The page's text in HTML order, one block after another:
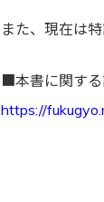
また、現在は
■本書に関する
https://